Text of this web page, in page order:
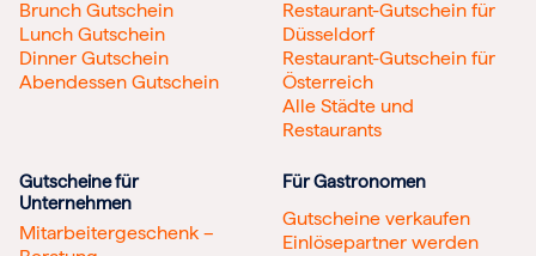
Brunch Gutschein
Lunch Gutschein
Dinner Gutschein
Abendessen Gutschein
Restaurant-Gutschein für
Düsseldorf
Restaurant-Gutschein für
Österreich
Alle Städte und
Restaurants
Gutscheine für
Unternehmen
Mitarbeitergeschenk –
Für Gastronomen
Gutscheine verkaufen
Einlösepartner werden